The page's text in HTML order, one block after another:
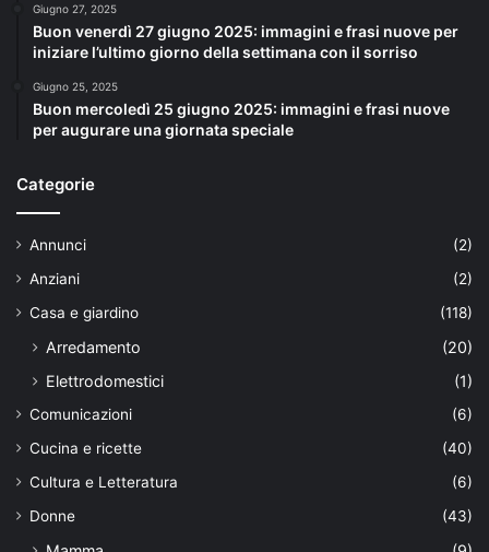
Giugno 27, 2025
Buon venerdì 27 giugno 2025: immagini e frasi nuove per
iniziare l’ultimo giorno della settimana con il sorriso
Giugno 25, 2025
Buon mercoledì 25 giugno 2025: immagini e frasi nuove
per augurare una giornata speciale
Categorie
Annunci
(2)
Anziani
(2)
Casa e giardino
(118)
Arredamento
(20)
Elettrodomestici
(1)
Comunicazioni
(6)
Cucina e ricette
(40)
Cultura e Letteratura
(6)
Donne
(43)